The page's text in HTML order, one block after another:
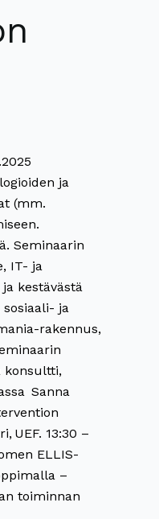
ja
(mm.
Seminaarin
IT- ja
kestävästä
ja
rakennus,
konsultti,
Sanna
UEF. 13:30 –
ELLIS-
–
toiminnan